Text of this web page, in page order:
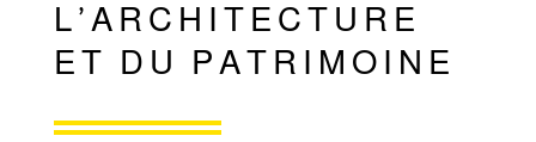
L’ARCHITECTURE
ET DU PATRIMOINE